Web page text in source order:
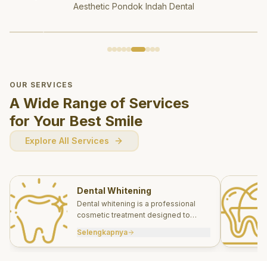
Aesthetic Pondok Indah Dental
OUR SERVICES
A Wide Range of Services
for Your Best Smile
Explore All Services
Dental Whitening
Dental whitening is a professional
cosmetic treatment designed to
effectively.
Selengkapnya